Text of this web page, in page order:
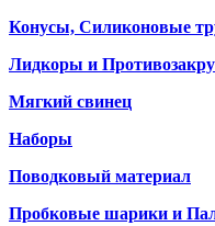
Конусы, Силиконовые
Лидкоры и
Мягкий свинец
Наборы
Поводковый материал
Пробковые шарики и